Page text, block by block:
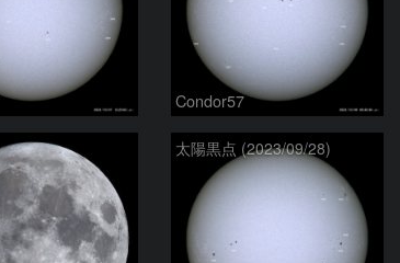
Condor57
太陽黒点 (2023/09/28)